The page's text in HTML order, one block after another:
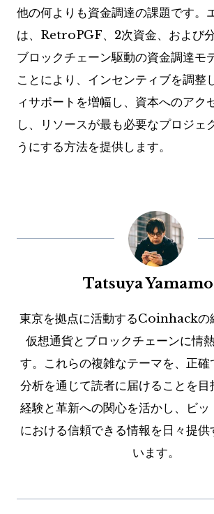
他の何よりも資金調達の課題です。
は、RetroPGF、2次資金、および
ブロックチェーン駆動の資金調達モ
ことにより、インセンティブを調整
ィサポートを増幅し、資本へのアク
し、リソースが最も必要なプロジェ
うにする方法を提供します。
Tatsuya
東京を拠点に活動するCoinhackの
仮想通貨とブロックチェーンに情
す。これらの複雑なテーマを、正確
分析を通じて読者に届けることを目
経験と革新への関心を活かし、ビッ
における信頼できる情報を日々提供
います。